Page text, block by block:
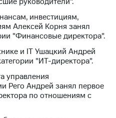
инвестициям,
Алексей Корня занял
"Финансовые директора".
и IT Ушацкий Андрей
"ИТ-директора".
управления
Рего Андрей занял первое
по отношениям с